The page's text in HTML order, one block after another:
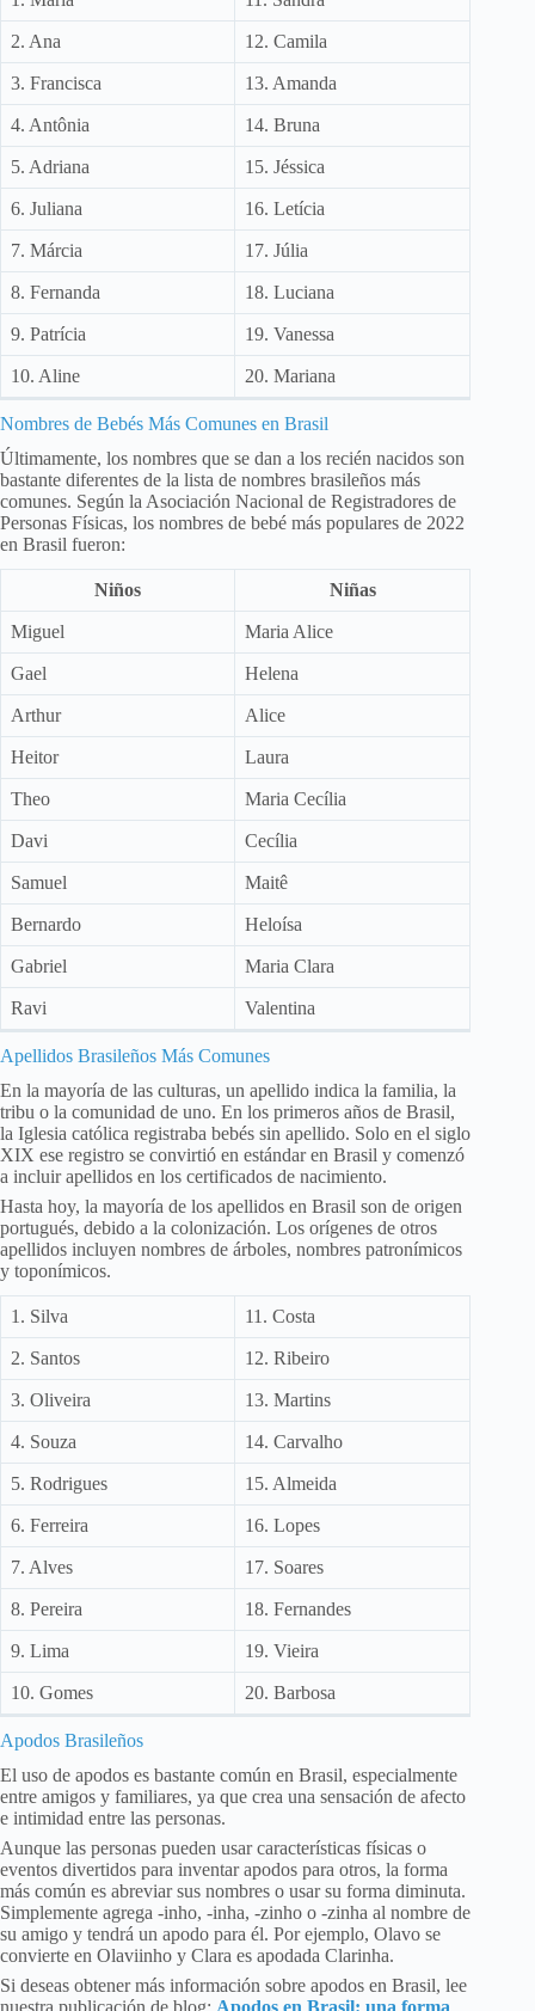
2. Ana 12. Camila
3. Francisca 13. Amanda
4. Antônia 14. Bruna
5. Adriana 15. Jéssica
6. Juliana 16. Letícia
7. Márcia 17. Júlia
8. Fernanda 18. Luciana
9. Patrícia 19. Vanessa
10. Aline 20. Mariana
Nombres de Bebés Más Comunes en Brasil
Últimamente, los nombres que se dan a los recién nacidos son
bastante diferentes de la lista de nombres brasileños más
comunes. Según la Asociación Nacional de Registradores de
Personas Físicas, los nombres de bebé más populares de 2022
en Brasil fueron:
Niños Niñas
Miguel Maria Alice
Gael Helena
Arthur Alice
Heitor Laura
Theo Maria Cecília
Davi Cecília
Samuel Maitê
Bernardo Heloísa
Gabriel Maria Clara
Ravi Valentina
Apellidos Brasileños Más Comunes
En la mayoría de las culturas, un apellido indica la familia, la
tribu o la comunidad de uno. En los primeros años de Brasil,
la Iglesia católica registraba bebés sin apellido. Solo en el siglo
XIX ese registro se convirtió en estándar en Brasil y comenzó
a incluir apellidos en los certificados de nacimiento.
Hasta hoy, la mayoría de los apellidos en Brasil son de origen
portugués, debido a la colonización. Los orígenes de otros
apellidos incluyen nombres de árboles, nombres patronímicos
y toponímicos.
1. Silva 11. Costa
2. Santos 12. Ribeiro
3. Oliveira 13. Martins
4. Souza 14. Carvalho
5. Rodrigues 15. Almeida
6. Ferreira 16. Lopes
7. Alves 17. Soares
8. Pereira 18. Fernandes
9. Lima 19. Vieira
10. Gomes 20. Barbosa
Apodos Brasileños
El uso de apodos es bastante común en Brasil, especialmente
entre amigos y familiares, ya que crea una sensación de afecto
e intimidad entre las personas.
Aunque las personas pueden usar características físicas o
eventos divertidos para inventar apodos para otros, la forma
más común es abreviar sus nombres o usar su forma diminuta.
Simplemente agrega -inho, -inha, -zinho o -zinha al nombre de
su amigo y tendrá un apodo para él. Por ejemplo, Olavo se
convierte en Olaviinho y Clara es apodada Clarinha.
Si deseas obtener más información sobre apodos en Brasil, lee